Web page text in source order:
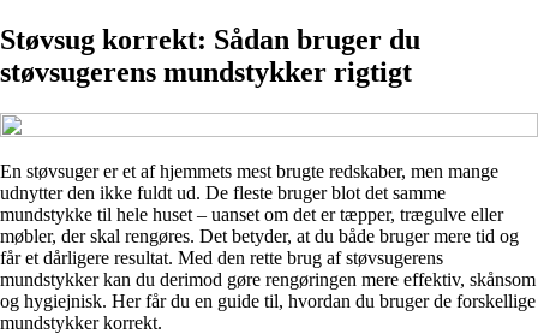
Støvsug korrekt: Sådan bruger du
støvsugerens mundstykker rigtigt
En støvsuger er et af hjemmets mest brugte redskaber, men mange
udnytter den ikke fuldt ud. De fleste bruger blot det samme
mundstykke til hele huset – uanset om det er tæpper, trægulve eller
møbler, der skal rengøres. Det betyder, at du både bruger mere tid og
får et dårligere resultat. Med den rette brug af støvsugerens
mundstykker kan du derimod gøre rengøringen mere effektiv, skånsom
og hygiejnisk. Her får du en guide til, hvordan du bruger de forskellige
mundstykker korrekt.